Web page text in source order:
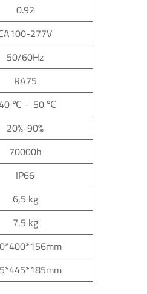
0.92
277V
50/60Hz
RA75
℃ - 50 ℃
20%-90%
70000h
IP66
6,5 kg
7,5 kg